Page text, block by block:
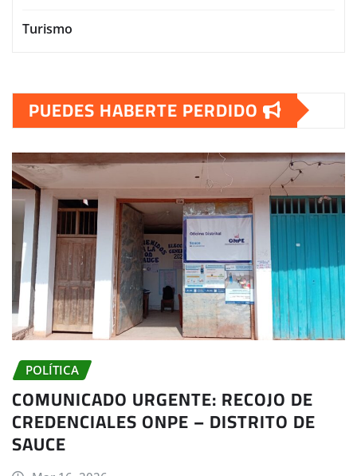
Turismo
PUEDES HABERTE PERDIDO
POLÍTICA
COMUNICADO URGENTE: RECOJO DE
CREDENCIALES ONPE – DISTRITO DE
SAUCE